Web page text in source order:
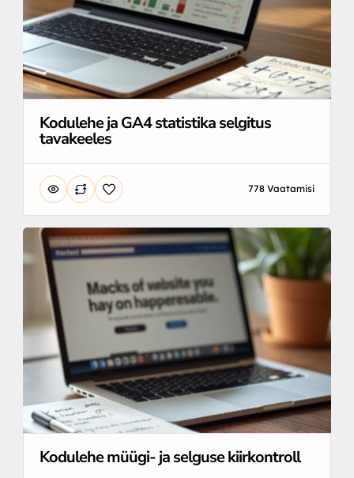
Kodulehe ja GA4 statistika selgitus
tavakeeles
778 Vaatamisi
Kodulehe müügi- ja selguse kiirkontroll